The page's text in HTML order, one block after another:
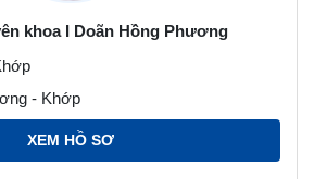
khoa I Doãn Hồng Phương
- Khớp
XEM HỒ SƠ